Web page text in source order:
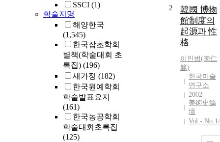
SSCI (1)
학술지명
해양한국
(1,545)
한국잡초학회
별책(학술대회 초
록집) (196)
새가정 (182)
한국원예학회
학술발표요지
(161)
한국농공학회
학술대회초록집
(125)
2
韓國 博物
館制度의
起源과 性
格
이인 범(李仁
範)
한국미술
연구소
2002
美術史論
壇
Vol.-